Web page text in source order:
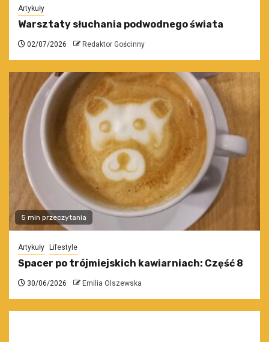
Artykuły
Warsztaty słuchania podwodnego świata
02/07/2026 Redaktor Gościnny
5 min przeczytania
Artykuły Lifestyle
Spacer po trójmiejskich kawiarniach: Część 8
30/06/2026 Emilia Olszewska